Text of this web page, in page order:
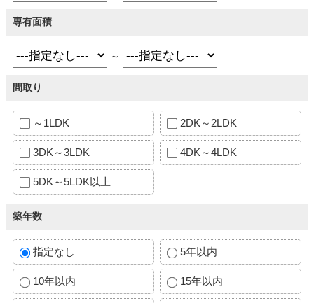
専有面積
～
間取り
～1LDK 2DK～2LDK
3DK～3LDK 4DK～4LDK
5DK～5LDK以上
築年数
指定なし 5年以内
10年以内 15年以内